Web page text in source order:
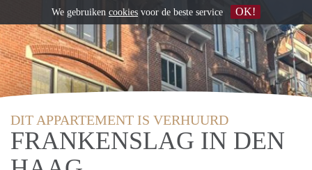
DIT APPARTEMENT IS VERHUURD
FRANKENSLAG IN DEN
We gebruiken cookies voor de beste service OK!